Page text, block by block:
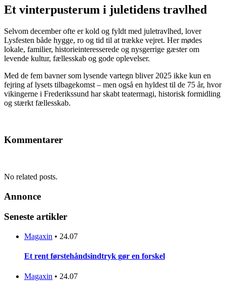
Et vinterpusterum i juletidens travlhed
Selvom december ofte er kold og fyldt med juletravlhed, lover
Lysfesten både hygge, ro og tid til at trække vejret. Her mødes
lokale, familier, historieinteresserede og nysgerrige gæster om
levende kultur, fællesskab og gode oplevelser.
Med de fem bavner som lysende vartegn bliver 2025 ikke kun en
fejring af lysets tilbagekomst – men også en hyldest til de 75 år, hvor
vikingerne i Frederikssund har skabt teatermagi, historisk formidling
og stærkt fællesskab.
Kommentarer
No related posts.
Annonce
Seneste artikler
Magaxin • 24.07
Et rent førstehåndsindtryk gør en forskel
Magaxin • 24.07